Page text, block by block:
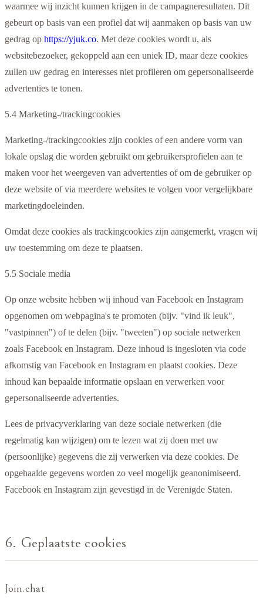
waarmee wij inzicht kunnen krijgen in de campagneresultaten. Dit
gebeurt op basis van een profiel dat wij aanmaken op basis van uw
gedrag op https://yjuk.co. Met deze cookies wordt u, als
websitebezoeker, gekoppeld aan een uniek ID, maar deze cookies
zullen uw gedrag en interesses niet profileren om gepersonaliseerde
advertenties te tonen.
5.4 Marketing-/trackingcookies
Marketing-/trackingcookies zijn cookies of een andere vorm van
lokale opslag die worden gebruikt om gebruikersprofielen aan te
maken voor het weergeven van advertenties of om de gebruiker op
deze website of via meerdere websites te volgen voor vergelijkbare
marketingdoeleinden.
Omdat deze cookies als trackingcookies zijn aangemerkt, vragen wij
uw toestemming om deze te plaatsen.
5.5 Sociale media
Op onze website hebben wij inhoud van Facebook en Instagram
opgenomen om webpagina's te promoten (bijv. "vind ik leuk",
"vastpinnen") of te delen (bijv. "tweeten") op sociale netwerken
zoals Facebook en Instagram. Deze inhoud is ingesloten via code
afkomstig van Facebook en Instagram en plaatst cookies. Deze
inhoud kan bepaalde informatie opslaan en verwerken voor
gepersonaliseerde advertenties.
Lees de privacyverklaring van deze sociale netwerken (die
regelmatig kan wijzigen) om te lezen wat zij doen met uw
(persoonlijke) gegevens die zij verwerken via deze cookies. De
opgehaalde gegevens worden zo veel mogelijk geanonimiseerd.
Facebook en Instagram zijn gevestigd in de Verenigde Staten.
6. Geplaatste cookies
Join.chat